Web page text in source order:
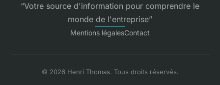
“Votre source d'information pour comprendre le
monde de l'entreprise”
Mentions légalesContact
© 2026 Henri Thomas. Tous droits réservés.